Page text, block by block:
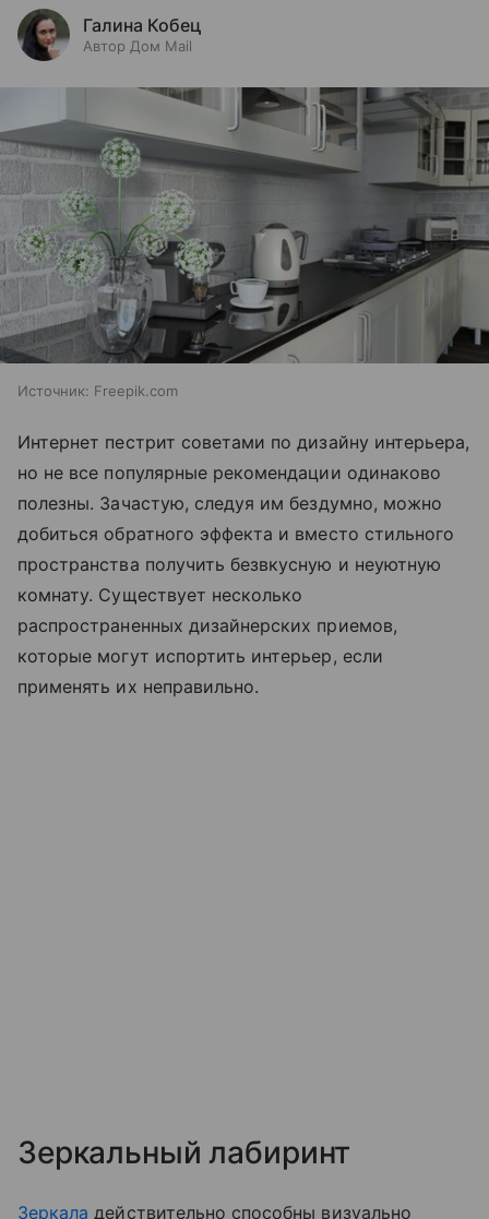
Галина Кобец
Автор Дом Mail
Источник: Freepik.com
Интернет пестрит советами по дизайну интерьера,
но не все популярные рекомендации одинаково
полезны. Зачастую, следуя им бездумно, можно
добиться обратного эффекта и вместо стильного
пространства получить безвкусную и неуютную
комнату. Существует несколько
распространенных дизайнерских приемов,
которые могут испортить интерьер, если
применять их неправильно.
Зеркальный лабиринт
Зеркала действительно способны визуально